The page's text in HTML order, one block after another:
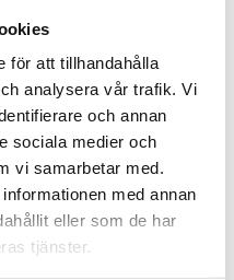
för att tillhandahålla
analysera vår trafik. Vi
och annan
sociala medier och
vi samarbetar med.
med annan
eller som de har
tjänster.